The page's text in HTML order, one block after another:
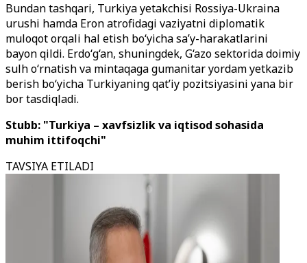
Bundan tashqari, Turkiya yetakchisi Rossiya-Ukraina
urushi hamda Eron atrofidagi vaziyatni diplomatik
muloqot orqali hal etish bo‘yicha sa’y-harakatlarini
bayon qildi. Erdo‘g‘an, shuningdek, G‘azo sektorida doimiy
sulh o‘rnatish va mintaqaga gumanitar yordam yetkazib
berish bo‘yicha Turkiyaning qat’iy pozitsiyasini yana bir
bor tasdiqladi.
Stubb: "Turkiya – xavfsizlik va iqtisod sohasida
muhim ittifoqchi"
TAVSIYA ETILADI